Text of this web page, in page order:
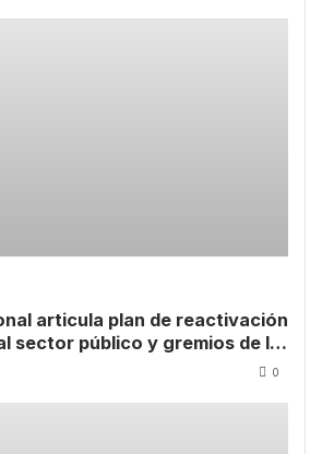
articula plan de reactivación
sector público y gremios de la
0